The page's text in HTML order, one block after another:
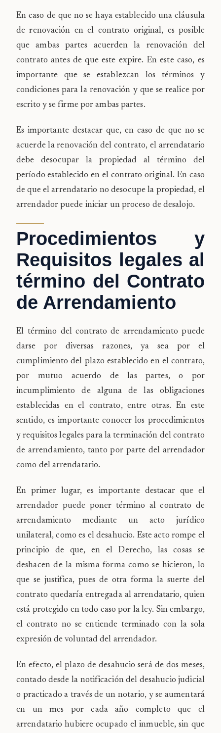
En caso de que no se haya establecido una cláusula
de renovación en el contrato original, es posible
que ambas partes acuerden la renovación del
contrato antes de que este expire. En este caso, es
importante que se establezcan los términos y
condiciones para la renovación y que se realice por
escrito y se firme por ambas partes.
Es importante destacar que, en caso de que no se
acuerde la renovación del contrato, el arrendatario
debe desocupar la propiedad al término del
período establecido en el contrato original. En caso
de que el arrendatario no desocupe la propiedad, el
arrendador puede iniciar un proceso de desalojo.
Procedimientos y
Requisitos legales al
término del Contrato
de Arrendamiento
El término del contrato de arrendamiento puede
darse por diversas razones, ya sea por el
cumplimiento del plazo establecido en el contrato,
por mutuo acuerdo de las partes, o por
incumplimiento de alguna de las obligaciones
establecidas en el contrato, entre otras. En este
sentido, es importante conocer los procedimientos
y requisitos legales para la terminación del contrato
de arrendamiento, tanto por parte del arrendador
como del arrendatario.
En primer lugar, es importante destacar que el
arrendador puede poner término al contrato de
arrendamiento mediante un acto jurídico
unilateral, como es el desahucio. Este acto rompe el
principio de que, en el Derecho, las cosas se
deshacen de la misma forma como se hicieron, lo
que se justifica, pues de otra forma la suerte del
contrato quedaría entregada al arrendatario, quien
está protegido en todo caso por la ley. Sin embargo,
el contrato no se entiende terminado con la sola
expresión de voluntad del arrendador.
En efecto, el plazo de desahucio será de dos meses,
contado desde la notificación del desahucio judicial
o practicado a través de un notario, y se aumentará
en un mes por cada año completo que el
arrendatario hubiere ocupado el inmueble, sin que